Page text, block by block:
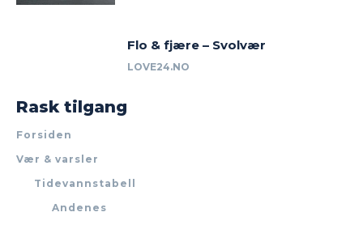
Flo & fjære – Svolvær
LOVE24.NO
Rask tilgang
Forsiden
Vær & varsler
Tidevannstabell
Andenes